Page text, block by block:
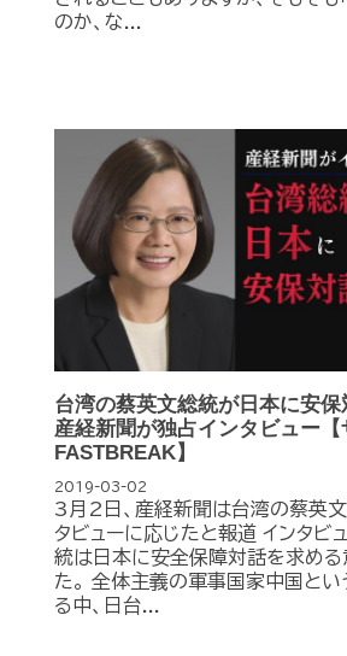
のか、な...
台湾の蔡英文総統が日本に安保
産経新聞が独占インタビュー【
FASTBREAK】
2019-03-02
3月2日、産経新聞は台湾の蔡英
タビューに応じたと報道 インタビ
統は日本に安全保障対話を求める
た。 全体主義の軍事国家中国と
る中、日台...